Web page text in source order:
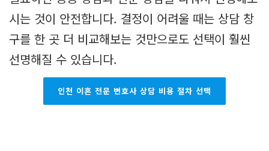
시는 것이 안전합니다. 결정이 어려울 때는 상담 창
구를 한 곳 더 비교해보는 것만으로도 선택이 훨씬
선명해질 수 있습니다.
인천 이혼 전문 변호사 상담 비용 절차 선택